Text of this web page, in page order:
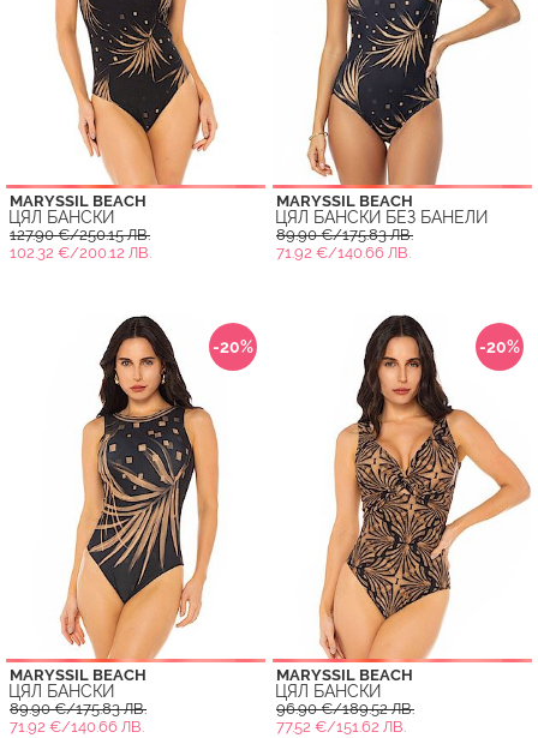
MARYSSIL BEACH
ЦЯЛ БАНСКИ
127.90 €/250.15 ЛВ.
102.32 €/200.12 ЛВ.
MARYSSIL BEACH
ЦЯЛ БАНСКИ БЕЗ БАНЕЛИ
89.90 €/175.83 ЛВ.
71.92 €/140.66 ЛВ.
-20%
MARYSSIL BEACH
ЦЯЛ БАНСКИ
89.90 €/175.83 ЛВ.
71.92 €/140.66 ЛВ.
-20%
MARYSSIL BEACH
ЦЯЛ БАНСКИ
96.90 €/189.52 ЛВ.
77.52 €/151.62 ЛВ.